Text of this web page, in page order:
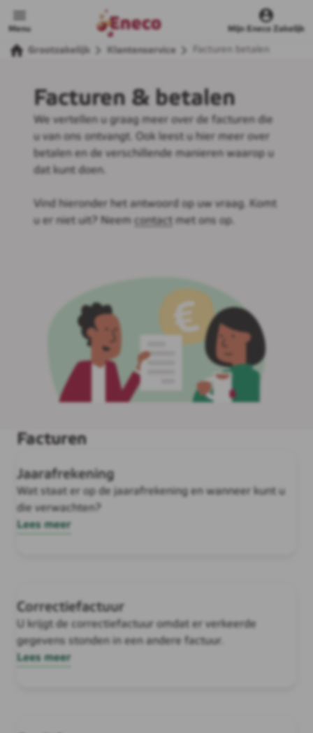
Menu Mijn Eneco Zakelijk
Grootzakelijk Klantenservice Facturen betalen
Facturen & betalen
We vertellen u graag meer over de facturen die
u van ons ontvangt. Ook leest u hier meer over
betalen en de verschillende manieren waarop u
dat kunt doen.
Vind hieronder het antwoord op uw vraag. Komt
u er niet uit? Neem
contact met ons op.
Facturen
Jaarafrekening
Wat staat er op de jaarafrekening en wanneer kunt u
die verwachten?
Lees meer
Correctiefactuur
U krijgt de correctiefactuur omdat er verkeerde
gegevens stonden in een andere factuur.
Lees meer